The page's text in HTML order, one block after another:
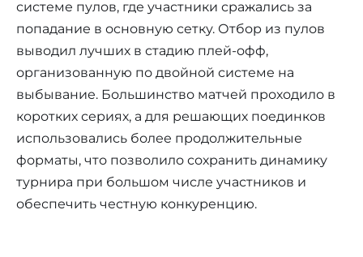
системе пулов, где участники сражались за
попадание в основную сетку. Отбор из пулов
выводил лучших в стадию плей‑офф,
организованную по двойной системе на
выбывание. Большинство матчей проходило в
коротких сериях, а для решающих поединков
использовались более продолжительные
форматы, что позволило сохранить динамику
турнира при большом числе участников и
обеспечить честную конкуренцию.